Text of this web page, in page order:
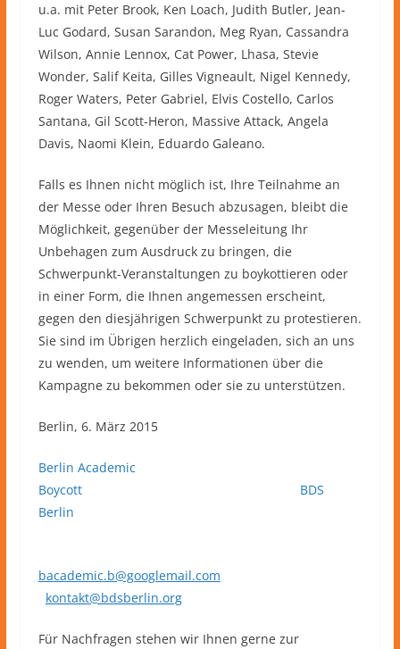
u.a. mit Peter Brook, Ken Loach, Judith Butler, Jean-
Luc Godard, Susan Sarandon, Meg Ryan, Cassandra
Wilson, Annie Lennox, Cat Power, Lhasa, Stevie
Wonder, Salif Keita, Gilles Vigneault, Nigel Kennedy,
Roger Waters, Peter Gabriel, Elvis Costello, Carlos
Santana, Gil Scott-Heron, Massive Attack, Angela
Davis, Naomi Klein, Eduardo Galeano.
Falls es Ihnen nicht möglich ist, Ihre Teilnahme an
der Messe oder Ihren Besuch abzusagen, bleibt die
Möglichkeit, gegenüber der Messeleitung Ihr
Unbehagen zum Ausdruck zu bringen, die
Schwerpunkt-Veranstaltungen zu boykottieren oder
in einer Form, die Ihnen angemessen erscheint,
gegen den diesjährigen Schwerpunkt zu protestieren.
Sie sind im Übrigen herzlich eingeladen, sich an uns
zu wenden, um weitere Informationen über die
Kampagne zu bekommen oder sie zu unterstützen.
Berlin, 6. März 2015
Berlin Academic
Boycott
BDS
Berlin
bacademic.b@googlemail.com
kontakt@bdsberlin.org
Für Nachfragen stehen wir Ihnen gerne zur